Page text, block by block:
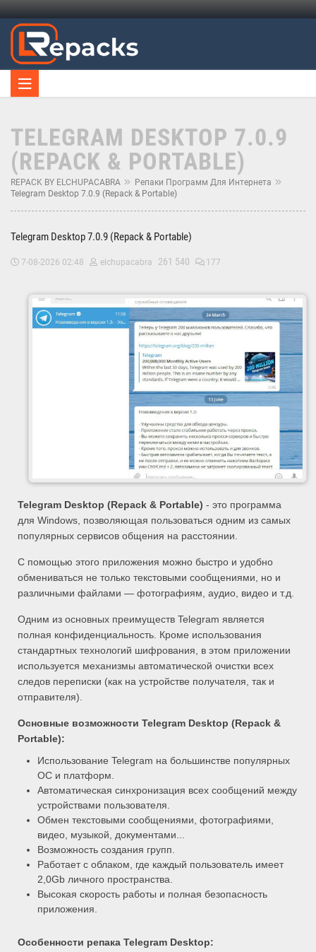
TELEGRAM DESKTOP 7.0.9
(REPACK & PORTABLE)
REPACK BY ELCHUPACABRA
Репаки Программ Для Интернета
Telegram Desktop 7.0.9 (Repack & Portable)
Telegram Desktop 7.0.9 (Repack & Portable)
7-08-2026 02:48 elchupacabra 261 540 177
Telegram Desktop (Repack & Portable) - это программа
для Windows, позволяющая пользоваться одним из самых
популярных сервисов общения на расстоянии.
С помощью этого приложения можно быстро и удобно
обмениваться не только текстовыми сообщениями, но и
различными файлами — фотографиям, аудио, видео и т.д.
Одним из основных преимуществ Telegram является
полная конфиденциальность. Кроме использования
стандартных технологий шифрования, в этом приложении
используется механизмы автоматической очистки всех
следов переписки (как на устройстве получателя, так и
отправителя).
Основные возможности Telegram Desktop (Repack &
Portable):
Использование Telegram на большинстве популярных
ОС и платформ.
Автоматическая синхронизация всех сообщений между
устройствами пользователя.
Обмен текстовыми сообщениями, фотографиями,
видео, музыкой, документами...
Возможность создания групп.
Работает с облаком, где каждый пользователь имеет
2,0Gb личного пространства.
Высокая скорость работы и полная безопасность
приложения.
Особенности репака Telegram Desktop: